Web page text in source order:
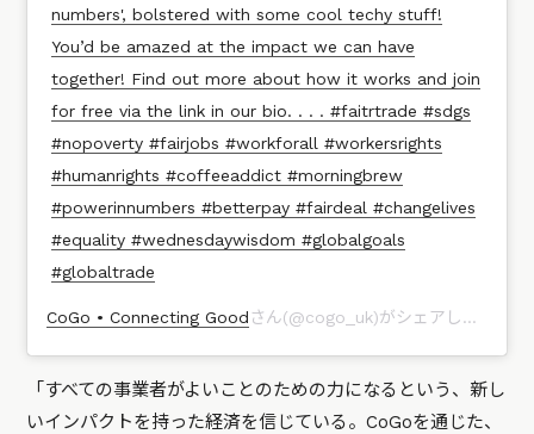
numbers', bolstered with some cool techy stuff!
You’d be amazed at the impact we can have
together! Find out more about how it works and join
for free via the link in our bio. . . . #faitrtrade #sdgs
#nopoverty #fairjobs #workforall #workersrights
#humanrights #coffeeaddict #morningbrew
#powerinnumbers #betterpay #fairdeal #changelives
#equality #wednesdaywisdom #globalgoals
#globaltrade
CoGo • Connecting Goodさん(@cogo_uk)がシェアした投稿 –
「すべての事業者がよいことのための力になるという、新し
いインパクトを持った経済を信じている。CoGoを通じた、